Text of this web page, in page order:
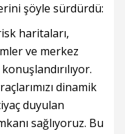
şöyle sürdürdü:
haritaları,
ve merkez
dinamik
duyulan
sağlıyoruz. Bu